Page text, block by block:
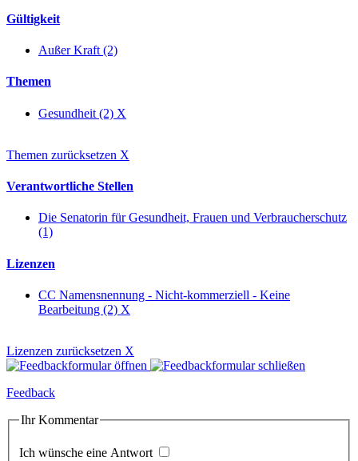
Gültigkeit
Außer Kraft (2)
Themen
Gesundheit (2) X
Themen zurücksetzen X
Verantwortliche Stellen
Die Senatorin für Gesundheit, Frauen und Verbraucherschutz
(1)
Lizenzen
CC Namensnennung - Nicht-kommerziell - Keine
Bearbeitung (2) X
Lizenzen zurücksetzen X
Feedback
Ihr Kommentar
Ich wünsche eine Antwort